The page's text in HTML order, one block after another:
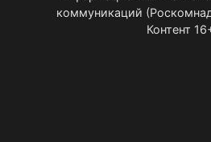
коммуникаций
Контент